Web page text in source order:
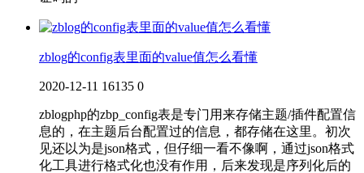
zblog的config表里面的value值怎么看懂
2020-12-11 16135 0
zblogphp的zbp_config表是专门用来存储主题/插件配置信
息的，在主题后台配置过的信息，都存储在这里。初次
见还以为是json格式，但仔细一看不像啊，通过json格式
化工具进行格式化也没有作用，后来发现是序列化后的